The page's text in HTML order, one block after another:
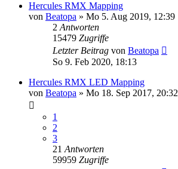
Hercules RMX Mapping
von Beatopa » Mo 5. Aug 2019, 12:39
2 Antworten
15479 Zugriffe
Letzter Beitrag von Beatopa
So 9. Feb 2020, 18:13
Hercules RMX LED Mapping
von Beatopa » Mo 18. Sep 2017, 20:32
1
2
3
21 Antworten
59959 Zugriffe